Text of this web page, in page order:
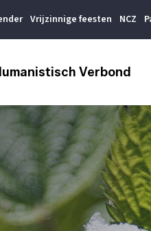
Vrijzinnige feesten NCZ
Verbond